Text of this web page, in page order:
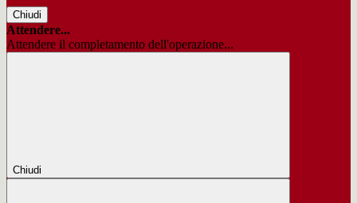
Chiudi
Attendere...
Attendere il completamento dell'operazione...
Chiudi